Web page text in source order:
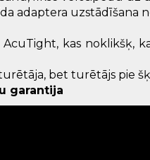
adaptera uzstādīšana
AcuTight, kas noklikšķ,
bet turētājs pie
garantija